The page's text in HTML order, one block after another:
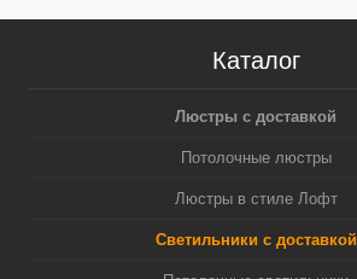
Каталог
Люстры с доставкой
Потолочные люстры
Люстры в стиле Лофт
Светильники с доставкой